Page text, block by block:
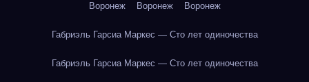
Воронеж Воронеж Воронеж
Габриэль Гарсиа Маркес — Сто лет одиночества
Габриэль Гарсиа Маркес — Сто лет одиночества